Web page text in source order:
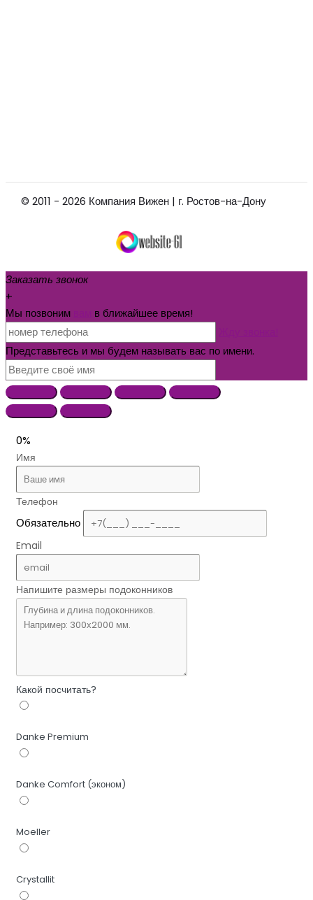
© 2011 - 2026 Компания Вижен | г. Ростов-на-Дону
Заказать звонок
+
Мы позвоним
в ближайшее время!
Представьтесь и мы будем называть вас по имени.
0%
Имя
Телефон
Обязательно
Email
Напишите размеры подоконников
Какой посчитать?
Danke Premium
Danke Comfort (эконом)
Moeller
Crystallit